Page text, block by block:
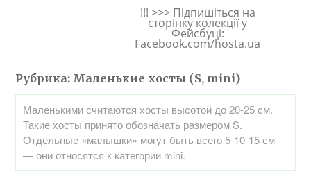
!!! >>> Підпишіться на
сторінку колекції у
Фейсбуці:
Facebook.com/hosta.ua
Рубрика: Маленькие хосты (S, mini)
Маленькими считаются хосты высотой до 20-25 см.
Такие хосты принято обозначать размером S.
Отдельные «малышки» могут быть всего 5-10-15 см
— они относятся к категории mini.